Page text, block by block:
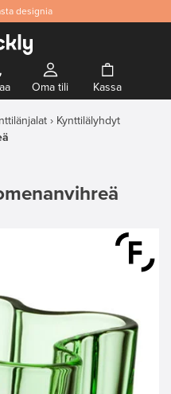
designia
Oma tili Kassa
Kynttilälyhdyt